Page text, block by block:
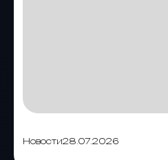
Новости28.07.2026